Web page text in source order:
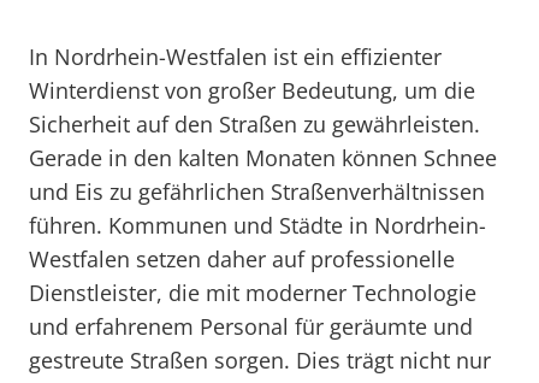
In Nordrhein-Westfalen ist ein effizienter
Winterdienst von großer Bedeutung, um die
Sicherheit auf den Straßen zu gewährleisten.
Gerade in den kalten Monaten können Schnee
und Eis zu gefährlichen Straßenverhältnissen
führen. Kommunen und Städte in Nordrhein-
Westfalen setzen daher auf professionelle
Dienstleister, die mit moderner Technologie
und erfahrenem Personal für geräumte und
gestreute Straßen sorgen. Dies trägt nicht nur